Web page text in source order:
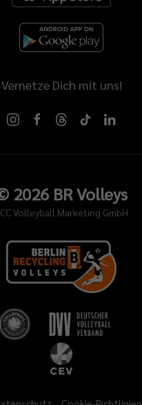
Vernetze Dich mit uns!
2026BR Volleys
Volleyball Marketing GmbH